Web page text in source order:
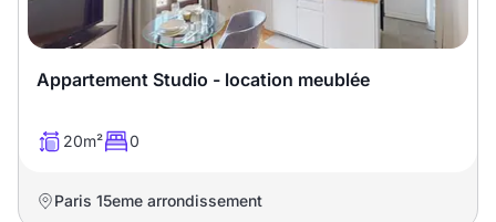
Sélectionner...
Équipements des parties
Local à vélo
Appartement Studio - location meublée
20m² 0
Paris 15eme arrondissement